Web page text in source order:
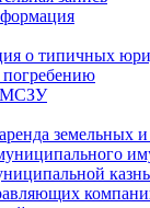
о типичных
погребению
МСЗУ
земельных и